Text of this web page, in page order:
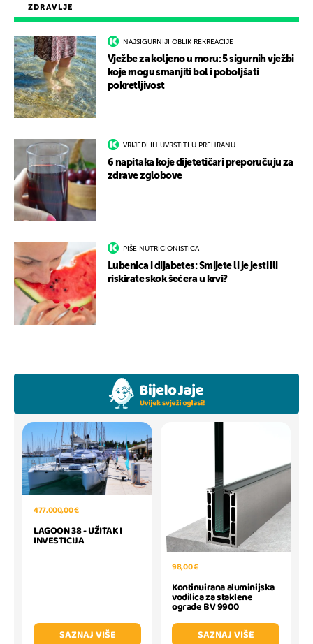
ZDRAVLJE
NAJSIGURNIJI OBLIK REKREACIJE
Vježbe za koljeno u moru: 5 sigurnih vježbi
koje mogu smanjiti bol i poboljšati
pokretljivost
VRIJEDI IH UVRSTITI U PREHRANU
6 napitaka koje dijetetičari preporučuju za
zdrave zglobove
PIŠE NUTRICIONISTICA
Lubenica i dijabetes: Smijete li je jesti ili
riskirate skok šećera u krvi?
477.000,00 €
LAGOON 38 - UŽITAK I
INVESTICIJA
SAZNAJ VIŠE
98,00 €
Kontinuirana aluminijska
vodilica za staklene
ograde BV 9900
SAZNAJ VIŠE